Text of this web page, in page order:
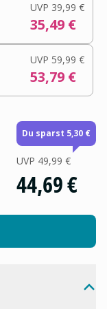
UVP 39,99 €
35,49 €
UVP 59,99 €
53,79 €
Du sparst 5,30 €
UVP 49,99 €
44,69 €